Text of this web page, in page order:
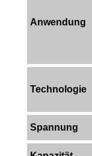
Anwendung
Technologie
Spannung